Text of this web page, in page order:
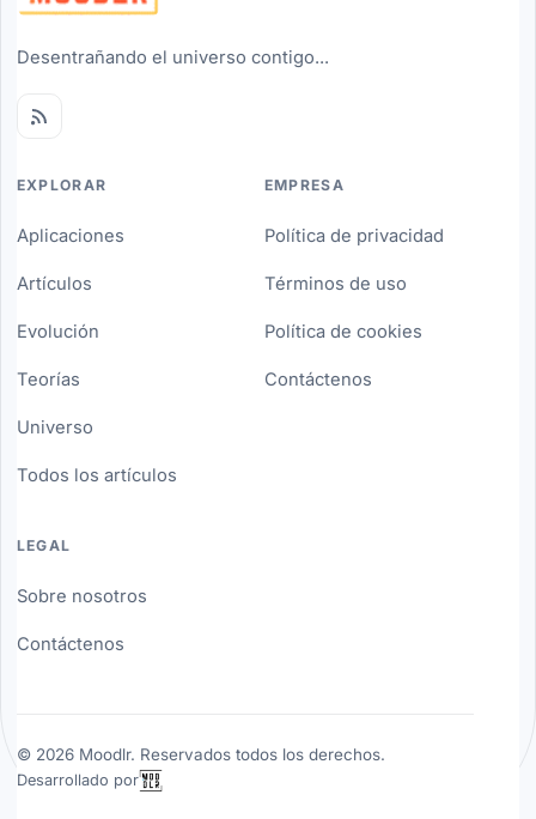
Desentrañando el universo contigo...
EXPLORAR
Aplicaciones
Artículos
Evolución
Teorías
Universo
Todos los artículos
EMPRESA
Política de privacidad
Términos de uso
Política de cookies
Contáctenos
LEGAL
Sobre nosotros
Contáctenos
© 2026Moodlr. Reservados todos los derechos.
Desarrollado por